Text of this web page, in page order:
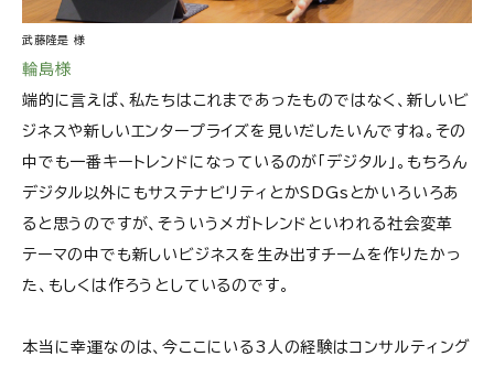
武藤隆是 様
輪島様
端的に言えば、私たちはこれまであったものではなく、新しいビ
ジネスや新しいエンタープライズを見いだしたいんですね。その
中でも一番キートレンドになっているのが「デジタル」。もちろん
デジタル以外にもサステナビリティとかSDGsとかいろいろあ
ると思うのですが、そういうメガトレンドといわれる社会変革
テーマの中でも新しいビジネスを生み出すチームを作りたかっ
た、もしくは作ろうとしているのです。
本当に幸運なのは、今ここにいる3人の経験はコンサルティング